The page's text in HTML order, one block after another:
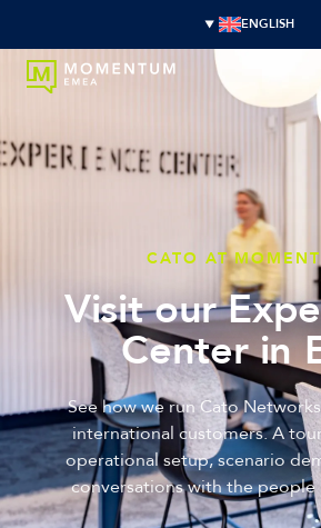
ENGLISH
CATO AT
Visit our
Center in
See how we run Cato
international customers. A
operational setup, scenario
conversations with the people